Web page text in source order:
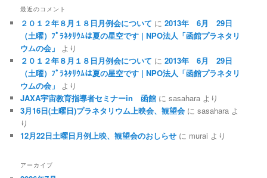
最近のコメント
２０１２年８月１８日月例会について に2013年 6月 29日
（土曜）ﾌﾟﾗﾈﾀﾘｳﾑは夏の星空です | NPO法人「函館プラネタリ
ウムの会」
より
２０１２年８月１８日月例会について に2013年 6月 29日
（土曜）ﾌﾟﾗﾈﾀﾘｳﾑは夏の星空です | NPO法人「函館プラネタリ
ウムの会」
より
JAXA宇宙教育指導者セミナーin 函館 にsasahara より
3月16日(土曜日)プラネタリウム上映会、観望会 にsasahara よ
り
12月22日土曜日月例上映、観望会のおしらせ に murai より
アーカイブ